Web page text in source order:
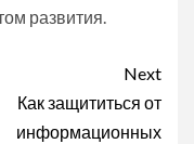
развития.
Next
Как защититься от
информационных